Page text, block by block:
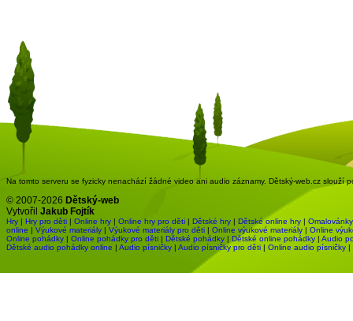
Na tomto serveru se fyzicky nenachází žádné video ani audio záznamy. Dětský-web.cz slouží
© 2007-2026 Dětský-web
Vytvořil Jakub Fojtík
Hry | Hry pro děti | Online hry | Online hry pro děti | Dětské hry | Dětské online hry | Omalovánky
online | Výukové materiály | Výukové materiály pro děti | Online výukové materiály | Online
Online pohádky | Online pohádky pro děti | Dětské pohádky | Dětské online pohádky | Audio
Dětské audio pohádky online | Audio písničky | Audio písničky pro děti | Online audio písničky |